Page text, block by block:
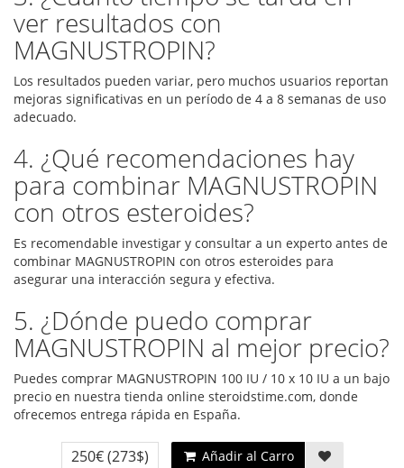
ver resultados con
MAGNUSTROPIN?
Los resultados pueden variar, pero muchos usuarios reportan
mejoras significativas en un período de 4 a 8 semanas de uso
adecuado.
4. ¿Qué recomendaciones hay
para combinar MAGNUSTROPIN
con otros esteroides?
Es recomendable investigar y consultar a un experto antes de
combinar MAGNUSTROPIN con otros esteroides para
asegurar una interacción segura y efectiva.
5. ¿Dónde puedo comprar
MAGNUSTROPIN al mejor precio?
Puedes comprar MAGNUSTROPIN 100 IU / 10 x 10 IU a un bajo
precio en nuestra tienda online steroidstime.com, donde
ofrecemos entrega rápida en España.
250€(273$) Añadir al Carro